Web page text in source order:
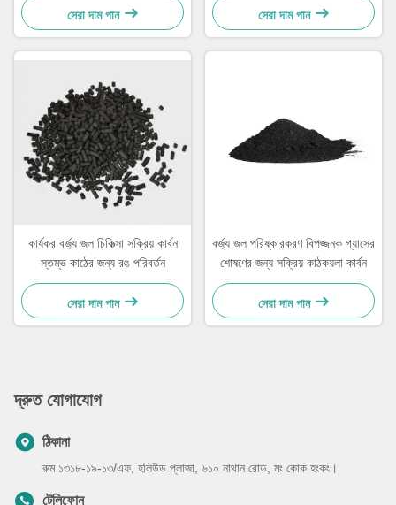
সেরা দাম পান সেরা দাম পান
কার্যকর বর্জ্য জল চিকিত্সা সক্রিয় কার্বন
স্তম্ভ কাঠের জন্য রঙ পরিবর্তন
সেরা দাম পান
বর্জ্য জল পরিষ্কারকরণ বিপজ্জনক গ্যাসের
শোষণের জন্য সক্রিয় কাঠকয়লা কার্বন
সেরা দাম পান
দ্রুত যোগাযোগ
ঠিকানা
রুম ১৩১৮-১৯-১৩/এফ, হলিউড প্লাজা, ৬১০ নাথান রোড, মং কোক হংকং।
টেলিফোন